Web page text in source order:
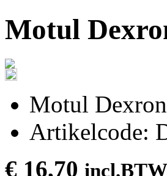
Motul
Motul
Artikelcode:
€ 16,70 incl.BTW